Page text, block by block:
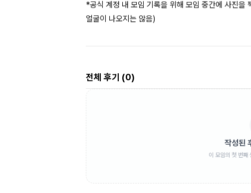
*공식 계정 내 모임 기록을 위해 모임 중간에 사진을
얼굴이 나오지는 않음)
전체 후기 (0)
작성된
이 모임의 첫 번째